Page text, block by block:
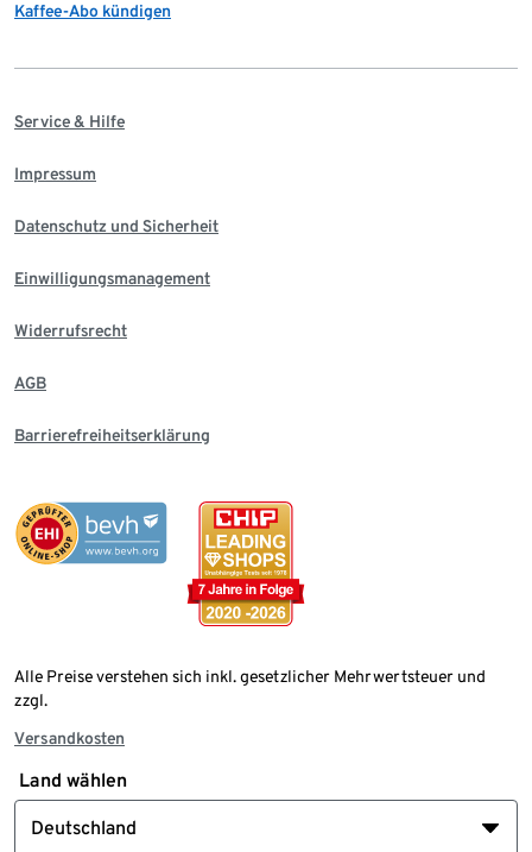
Kaffee-Abo kündigen
Service & Hilfe
Impressum
Datenschutz und Sicherheit
Einwilligungsmanagement
Widerrufsrecht
AGB
Barrierefreiheitserklärung
Alle Preise verstehen sich inkl. gesetzlicher Mehrwertsteuer und
zzgl.
Versandkosten
Land wählen
Deutschland